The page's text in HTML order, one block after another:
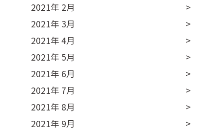
2021年 2月
2021年 3月
2021年 4月
2021年 5月
2021年 6月
2021年 7月
2021年 8月
2021年 9月